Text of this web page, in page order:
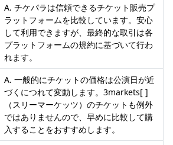
A. チケパラは信頼できるチケット販売プ
ラットフォームを比較しています。安心
して利用できますが、最終的な取引は各
プラットフォームの規約に基づいて行わ
れます。
A. 一般的にチケットの価格は公演日が近
づくにつれて変動します。3markets[ ]
（スリーマーケッツ）のチケットも例外
ではありませんので、早めに比較して購
入することをおすすめします。